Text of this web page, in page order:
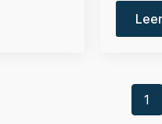
1